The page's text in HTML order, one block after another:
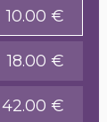
10.00 €
18.00 €
42.00 €